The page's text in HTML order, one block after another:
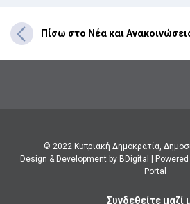
Πίσω στο Νέα και
© 2022 Κυπριακή Δημοκρατία,
Design & Development by BDigital
Portal
Συνδεθείτε μαζί